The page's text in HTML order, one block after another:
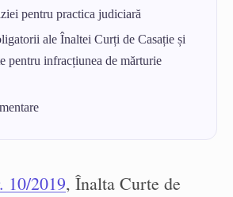
pentru practica judiciară
ale Înaltei Curți de Casație și
pentru infracțiunea de mărturie
10/2019, Înalta Curte de